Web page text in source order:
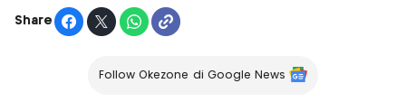
Share
Follow Okezone di Google News